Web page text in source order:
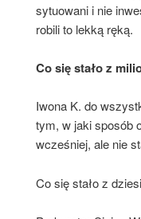
sytuowani i nie
robili to lekką ręką.
Co się stało z
Iwona K. do
tym, w jaki sposób
wcześniej, ale nie
Co się stało z